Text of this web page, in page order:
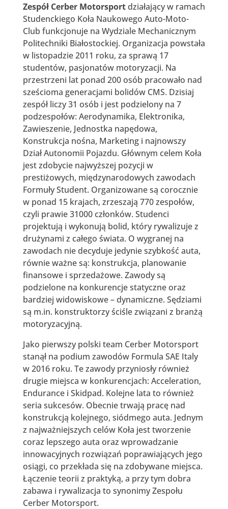
Zespół Cerber Motorsportdziałający w ramach
Studenckiego Koła Naukowego Auto-Moto-
Club funkcjonuje na Wydziale Mechanicznym
Politechniki Białostockiej. Organizacja powstała
w listopadzie 2011 roku, za sprawą 17
studentów, pasjonatów motoryzacji. Na
przestrzeni lat ponad 200 osób pracowało nad
sześcioma generacjami bolidów CMS. Dzisiaj
zespół liczy 31 osób i jest podzielony na 7
podzespołów: Aerodynamika, Elektronika,
Zawieszenie, Jednostka napędowa,
Konstrukcja nośna, Marketing i najnowszy
Dział Autonomii Pojazdu. Głównym celem Koła
jest zdobycie najwyższej pozycji w
prestiżowych, międzynarodowych zawodach
Formuły Student. Organizowane są corocznie
w ponad 15 krajach, zrzeszają 770 zespołów,
czyli prawie 31000 członków. Studenci
projektują i wykonują bolid, który rywalizuje z
drużynami z całego świata. O wygranej na
zawodach nie decyduje jedynie szybkość auta,
równie ważne są: konstrukcja, planowanie
finansowe i sprzedażowe. Zawody są
podzielone na konkurencje statyczne oraz
bardziej widowiskowe – dynamiczne. Sędziami
są m.in. konstruktorzy ściśle związani z branżą
motoryzacyjną.
Jako pierwszy polski team Cerber Motorsport
stanął na podium zawodów Formula SAE Italy
w 2016 roku. Te zawody przyniosły również
drugie miejsca w konkurencjach: Acceleration,
Endurance i Skidpad. Kolejne lata to również
seria sukcesów. Obecnie trwają pracę nad
konstrukcją kolejnego, siódmego auta. Jednym
z najważniejszych celów Koła jest tworzenie
coraz lepszego auta oraz wprowadzanie
innowacyjnych rozwiązań poprawiających jego
osiągi, co przekłada się na zdobywane miejsca.
Łączenie teorii z praktyką, a przy tym dobra
zabawa i rywalizacja to synonimy Zespołu
Cerber Motorsport.